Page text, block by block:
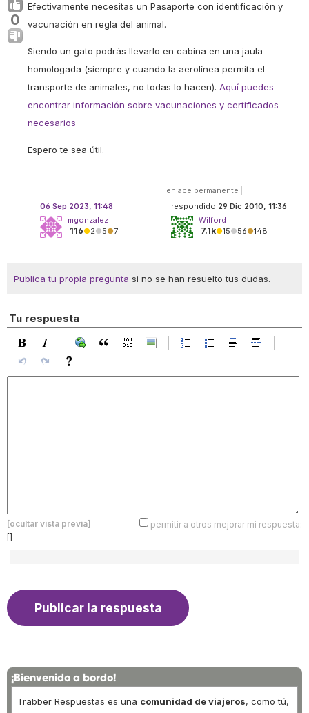
0
Efectivamente necesitas un Pasaporte con identificación y
vacunación en regla del animal.
Siendo un gato podrás llevarlo en cabina en una jaula
homologada (siempre y cuando la aerolínea permita el
transporte de animales, no todas lo hacen). Aquí puedes
encontrar información sobre vacunaciones y certificados
necesarios
Espero te sea útil.
enlace permanente
respondido 29 Dic 2010, 11:36
Wilford
7.1k●15●56●148
06 Sep 2023, 11:48
mgonzalez
116●2●5●7
Publica tu propia pregunta si no se han resuelto tus dudas.
Tu respuesta
[ocultar vista previa]
permitir a otros mejorar mi respuesta:
[]
¡Bienvenido a bordo!
Trabber Respuestas es una comunidad de viajeros, como tú,